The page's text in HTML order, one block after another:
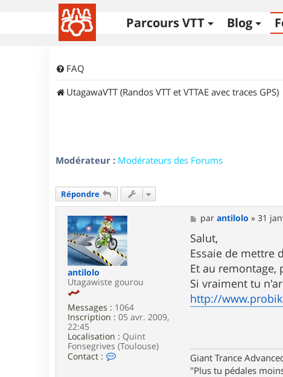
Parcours VTT Blog
FAQ
UtagawaVTT (Randos VTT et VTTAE avec traces GPS)
Modérateur : Modérateurs des Forums
Répondre
antilolo
Utagawiste gourou
Messages : 1064
Inscription : 05 avr. 2009,
22:45
Localisation : Quint
Fonsegrives (Toulouse)
Contact :
M
e
s
s
a
g
e
parantilolo »31
Salut,
Essaie de mettre
Et au
Si vraiment tu
http://
Giant Trance
"Plus tu pédales